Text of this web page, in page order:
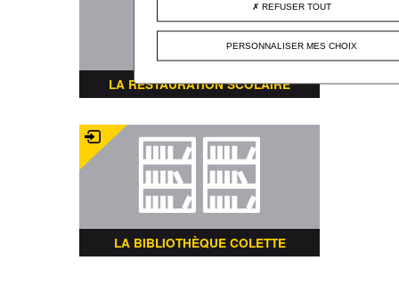
LA RESTAURATION SCOLAIRE
LA BIBLIOTHÈQUE COLETTE
REFUSER TOUT
PERSONNALISER MES CHOIX